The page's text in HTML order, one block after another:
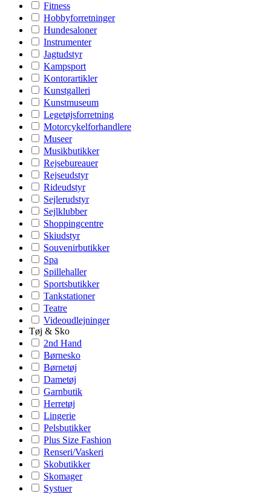
Fitness
Hobbyforretninger
Hundesaloner
Instrumenter
Jagtudstyr
Kampsport
Kontorartikler
Kunstgalleri
Kunstmuseum
Legetøjsforretning
Motorcykelforhandlere
Museer
Musikbutikker
Rejsebureauer
Rejseudstyr
Rideudstyr
Sejlerudstyr
Sejlklubber
Shoppingcentre
Skiudstyr
Souvenirbutikker
Spa
Spillehaller
Sportsbutikker
Tankstationer
Teatre
Videoudlejninger
Tøj & Sko
2nd Hand
Børnesko
Børnetøj
Dametøj
Garnbutik
Herretøj
Lingerie
Pelsbutikker
Plus Size Fashion
Renseri/Vaskeri
Skobutikker
Skomager
Systuer